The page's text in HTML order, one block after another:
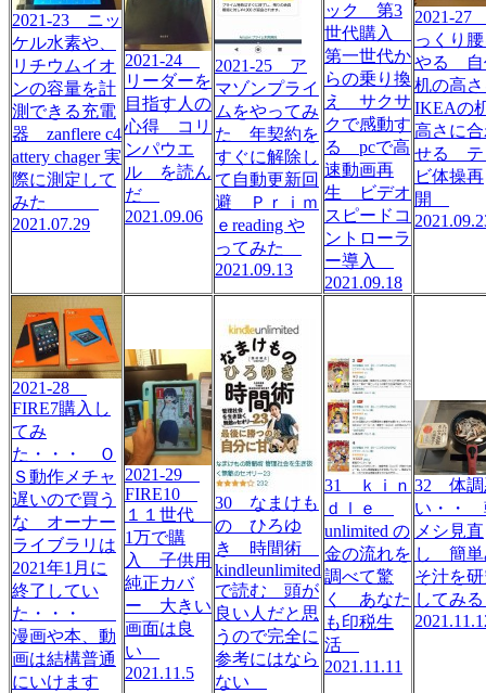
2021-23 ニッ
ケル水素や、
リチウムイオ
ンの容量を計
測できる充電
器 zanflere c4
attery chager 実
際に測定して
みた
2021.07.29
2021-24
リーダーを
目指す人の
心得 コリ
ンパウエ
ル を読ん
だ
2021.09.06
2021-25 ア
マゾンプライ
ムをやってみ
た 年契約を
すぐに解除し
て自動更新回
避 Ｐｒｉｍ
ｅreading や
ってみた
2021.09.13
ック 第3
世代購入
第一世代か
らの乗り換
え サクサ
クで感動す
る pcで高
速動画再
生 ビデオ
スピードコ
ントローラ
ー導入
2021.09.18
2021-
っくり
やる 自
机の高
IKEAの
高さに
せる テ
ビ体操再
開
2021-28
FIRE7購入し
てみ
た・・・ Ｏ
Ｓ動作メチャ
遅いので買う
な オーナー
ライブラリは
2021年1月に
終了してい
た・・・
漫画や本、動
画は結構普通
にいけます
2021-29
FIRE10
１１世代
1万で購
入 子供用
純正カバ
ー 大きい
画面は良
い
2021.11.5
30 なまけも
の ひろゆ
き 時間術
kindleunlimited
で読む 頭が
良い人だと思
うので完全に
参考にはなら
ない
31 ｋｉｎ
ｄｌｅ
unlimited の
金の流れを
調べて驚
く あなた
も印税生
活
2021.11.11
32 体調
い・・
メシ見直
し 簡単
そ汁を
してみ